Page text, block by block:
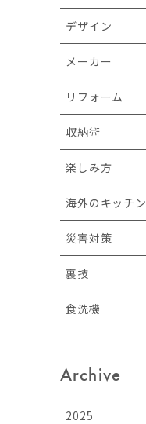
デザイン
メーカー
リフォーム
収納術
楽しみ方
海外のキッチン
災害対策
裏技
食洗機
Archive
2025